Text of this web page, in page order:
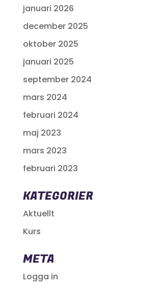
januari 2026
december 2025
oktober 2025
januari 2025
september 2024
mars 2024
februari 2024
maj 2023
mars 2023
februari 2023
KATEGORIER
Aktuellt
Kurs
META
Logga in